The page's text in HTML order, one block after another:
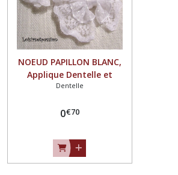
NOEUD PAPILLON BLANC,
Applique Dentelle et
organza plumetis ** 4,5 x 4
couture barrette - Vendu à
Dentelle
0€70